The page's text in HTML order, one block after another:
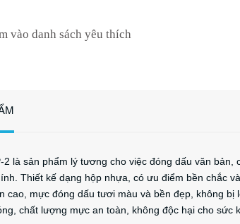
vào danh sách yêu thích
2 là sản phẩm lý tương cho việc đóng dấu văn
Thiết kế dạng hộp nhựa, có ưu điểm bền chắc
cao, mực đóng dấu tươi màu và bền đẹp, không
chất lượng mực an toàn, không độc hại cho sức